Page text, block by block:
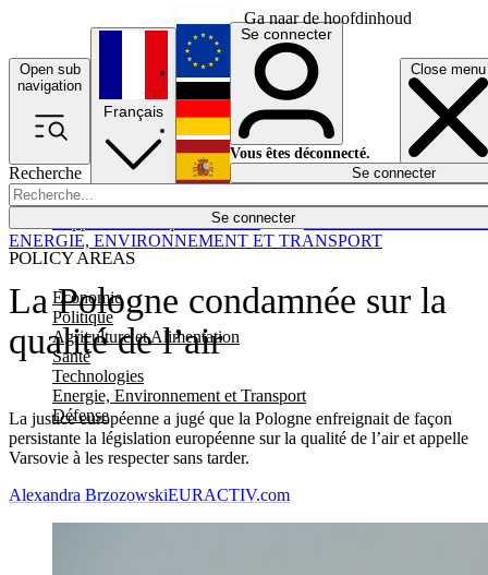
Ga naar de hoofdinhoud
Open sub
navigation
Close menu
Recherche
Se connecter
POLICY AREAS
Economie
Politique
Agriculture et Alimentation
Santé
Technologies
Energie, Environnement et Transport
Défense
Économie
Français
English
Deutsch
Español
Se connecter
Vous êtes déconnecté.
Se connecter
La Pologne condamnée sur la
qualité de l’air
La justice européenne a jugé que la Pologne enfreignait de façon
persistante la législation européenne sur la qualité de l’air et appelle
Varsovie à les respecter sans tarder.
ENERGIE, ENVIRONNEMENT ET TRANSPORT
Alexandra BrzozowskiEURACTIV.com